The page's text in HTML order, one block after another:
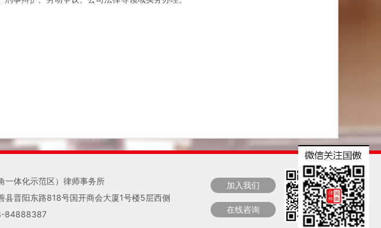
一体化示范区）律师事务所
县晋阳东路818号国开商会大厦1号楼5层西侧
84888387
加入我们
在线咨询